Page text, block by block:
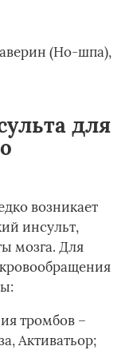
(Но-шпа),
для
возникает
инсульт,
мозга. Для
тромбов –
Активатьор;